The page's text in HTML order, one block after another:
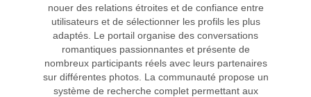
nouer des relations étroites et de confiance entre
utilisateurs et de sélectionner les profils les plus
adaptés. Le portail organise des conversations
romantiques passionnantes et présente de
nombreux participants réels avec leurs partenaires
sur différentes photos. La communauté propose un
système de recherche complet permettant aux